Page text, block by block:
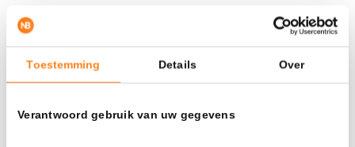
Toestemming Details Over
Verantwoord gebruik van uw gegevens
¿Qué pasa si…?
criptomonedas.